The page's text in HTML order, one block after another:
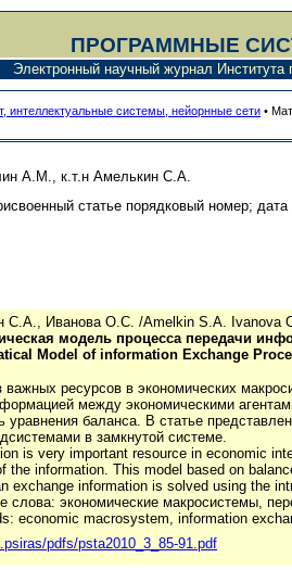
ПРОГРАММНЫЕ
Электронный научный журнал
интеллектуальные системы, нейорнные сети •
А.М., к.т.н Амелькин С.А.
статье порядковый номер;
С.А., Иванова О.С. /Amelkin S.A. Ivanova
модель процесса передачи
Model of information Exchange
ресурсов в экономических
между экономическими
уравнения баланса. В статье
в замкнутой системе.
is very important resource in economic
the information. This model based on
exchange information is solved using the
слова: экономические макросистемы,
economic macrosystem, information
pdfs/psta2010_3_85-91.pdf